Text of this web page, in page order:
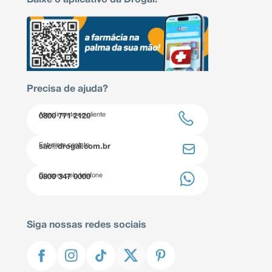
Precisa de ajuda?
Atendimento ao cliente
0800 771 2120
Entre em contato
sac@drogal.com.br
Compre pelo telefone
0800 347 0000
Siga nossas redes sociais